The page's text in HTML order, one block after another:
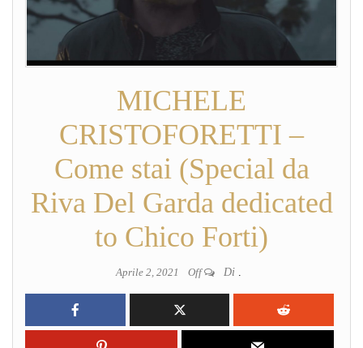
MICHELE
CRISTOFORETTI –
Come stai (Special da
Riva Del Garda dedicated
to Chico Forti)
Aprile 2, 2021 Off Di